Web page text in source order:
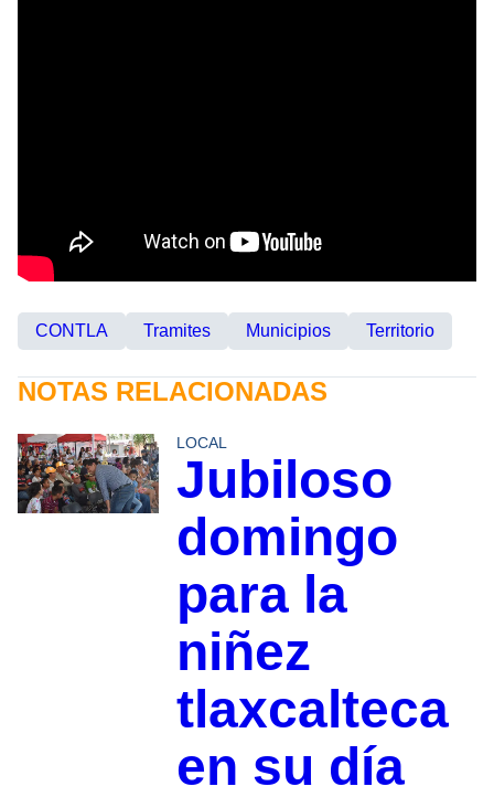
CONTLA Tramites Municipios Territorio
NOTAS RELACIONADAS
LOCAL
Jubiloso
domingo
para la
niñez
tlaxcalteca
en su día